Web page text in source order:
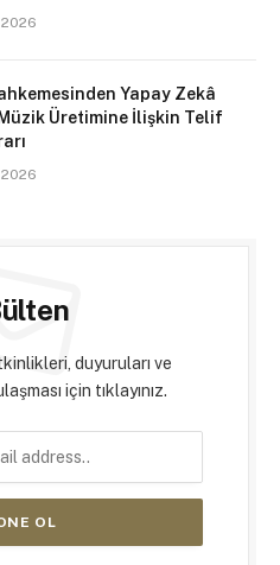
Yapay Zekâ
Üretimine İlişkin Telif
duyuruları ve
için tıklayınız.